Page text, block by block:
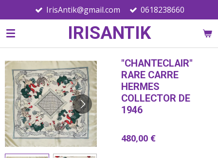
au
contenu
IRISANTIK
IrisAntik@gmail.com 0618238660
"CHANTECLAIR"
RARE CARRE
HERMES
COLLECTOR DE
1946
480,00 €